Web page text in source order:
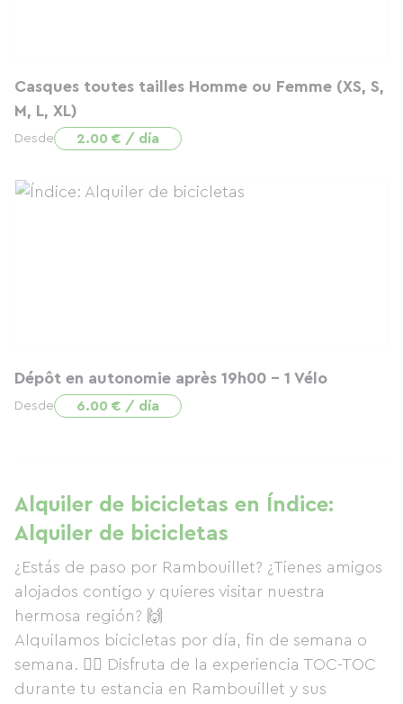
Casques toutes tailles Homme ou Femme (XS, S,
M, L, XL)
Desde 2.00 € / día
Dépôt en autonomie après 19h00 - 1 Vélo
Desde 6.00 € / día
Alquiler de bicicletas en Índice:
Alquiler de bicicletas
¿Estás de paso por Rambouillet? ¿Tienes amigos
alojados contigo y quieres visitar nuestra
hermosa región? 🙌
Alquilamos bicicletas por día, fin de semana o
semana. 🚴‍♂️ Disfruta de la experiencia TOC-TOC
durante tu estancia en Rambouillet y sus